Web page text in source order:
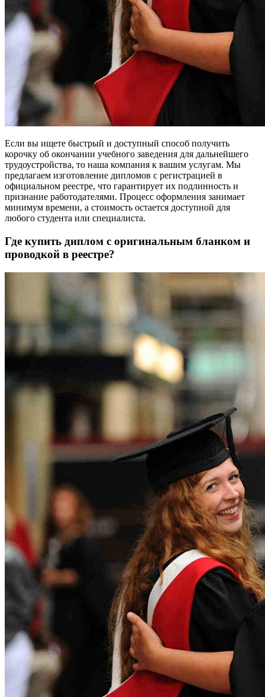
Если вы ищете быстрый и доступный способ получить
корочку об окончании учебного заведения для дальнейшего
трудоустройства, то наша компания к вашим услугам. Мы
предлагаем изготовление дипломов с регистрацией в
официальном реестре, что гарантирует их подлинность и
признание работодателями. Процесс оформления занимает
минимум времени, а стоимость остается доступной для
любого студента или специалиста.
Где купить диплом с оригинальным бланком и
проводкой в реестре?